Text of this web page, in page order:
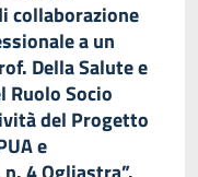
collaborazione
a un
Della Salute e
Ruolo Socio
del Progetto
e